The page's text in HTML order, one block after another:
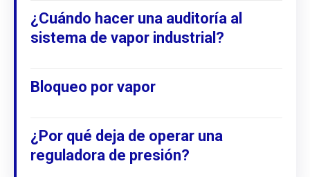
¿Cuándo hacer una auditoría al
sistema de vapor industrial?
Bloqueo por vapor
¿Por qué deja de operar una
reguladora de presión?